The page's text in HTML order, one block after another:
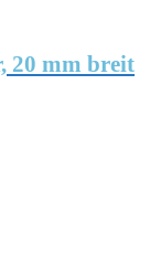
20 mm breit